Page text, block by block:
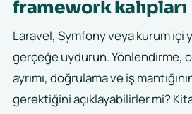
framework kalıpları
Laravel, Symfony veya kurum içi
gerçeğe uydurun. Yönlendirme,
ayrımı, doğrulama ve iş
gerektiğini açıklayabilirler mi?